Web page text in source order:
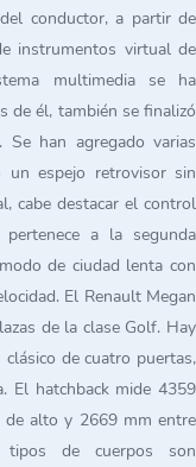
conductor, a partir de
instrumentos virtual de
multimedia se ha
de él, también se finalizó
han agregado varias
un espejo retrovisor sin
cabe destacar el control
a la segunda
de ciudad lenta con
El Renault Megan
de la clase Golf. Hay
de cuatro puertas,
El hatchback mide 4359
alto y 2669 mm entre
de cuerpos son